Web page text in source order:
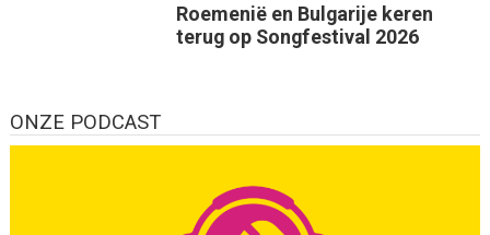
Roemenië en Bulgarije keren
terug op Songfestival 2026
ONZE PODCAST